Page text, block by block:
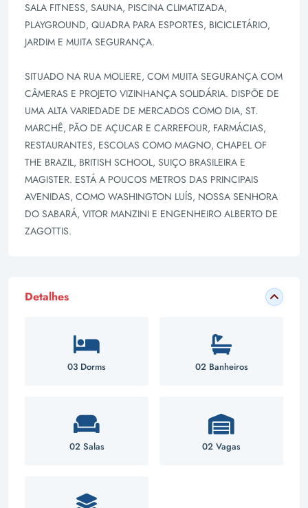
SALA FITNESS, SAUNA, PISCINA CLIMATIZADA,
PLAYGROUND, QUADRA PARA ESPORTES, BICICLETÁRIO,
JARDIM E MUITA SEGURANÇA.
SITUADO NA RUA MOLIERE, COM MUITA SEGURANÇA COM
CÂMERAS E PROJETO VIZINHANÇA SOLIDÁRIA. DISPÕE DE
UMA ALTA VARIEDADE DE MERCADOS COMO DIA, ST.
MARCHÊ, PÃO DE AÇUCAR E CARREFOUR, FARMÁCIAS,
RESTAURANTES, ESCOLAS COMO MAGNO, CHAPEL OF
THE BRAZIL, BRITISH SCHOOL, SUIÇO BRASILEIRA E
MAGISTER. ESTÁ A POUCOS METROS DAS PRINCIPAIS
AVENIDAS, COMO WASHINGTON LUÍS, NOSSA SENHORA
DO SABARÁ, VITOR MANZINI E ENGENHEIRO ALBERTO DE
ZAGOTTIS.
Detalhes
03 Dorms 02 Banheiros
02 Salas 02 Vagas